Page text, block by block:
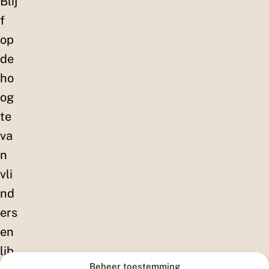
Beheer toestemming
f
op
de
ho
og
te
va
n
vli
nd
ers
en
lib